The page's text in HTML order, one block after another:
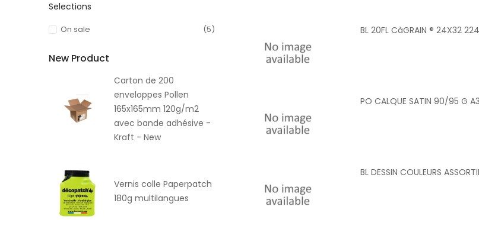
Selections
On sale (5)
New Product
Carton de 200
enveloppes Pollen
165x165mm 120g/m2
avec bande adhésive -
Kraft - New
Vernis colle Paperpatch
180g multilangues
BL 20FL CàGRAIN ® 24X32
PO CALQUE SATIN 90/95 G A3
BL DESSIN COULEURS